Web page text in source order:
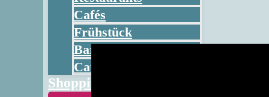
Cafés
Frühstück
Bars
Catering
Shopping